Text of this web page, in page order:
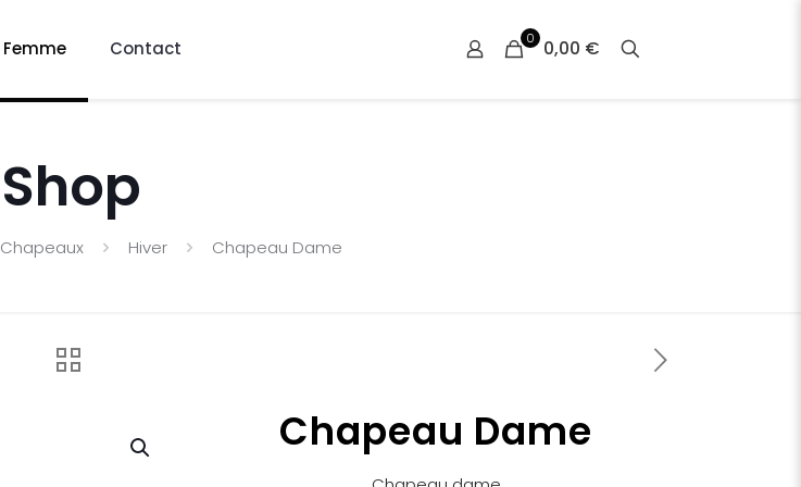
Femme Contact 0 0,00 €
Shop
Chapeaux Hiver Chapeau Dame
Chapeau Dame